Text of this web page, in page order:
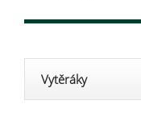
Vytěráky